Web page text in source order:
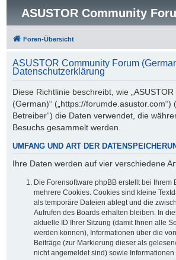
ASUSTOR Community
Foren-Übersicht
ASUSTOR Community Forum
Datenschutzerklärung
Diese Richtlinie beschreibt, wie
(German)“ („https://forumde.asustor.com“)
Betreiber“) die Daten verwendet, die
Besuchs gesammelt werden.
UMFANG UND ART DER
Ihre Daten werden auf vier verschiedene
Die Forensoftware phpBB erstellt bei Ihrem
mehrere Cookies. Cookies sind kleine
als temporäre Dateien ablegt und die
Aufrufen des Boards erhalten bleiben. In
aktuelle ID Ihrer Sitzung (damit Ihnen alle
werden können), Informationen über die
Beiträge (zur Markierung dieser als
nicht angemeldet sind) sowie